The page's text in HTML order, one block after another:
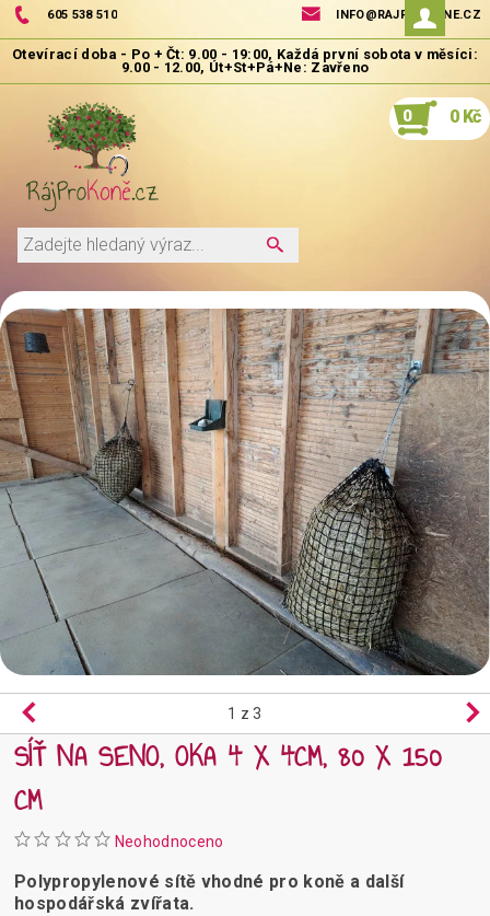
605 538 510 INFO@RAJPROKONE.CZ
0 0 Kč
1 z 3
SÍŤ NA SENO, OKA 4 X 4CM, 80 X 150
CM
Neohodnoceno
Polypropylenové sítě vhodné pro koně a další
hospodářská zvířata.